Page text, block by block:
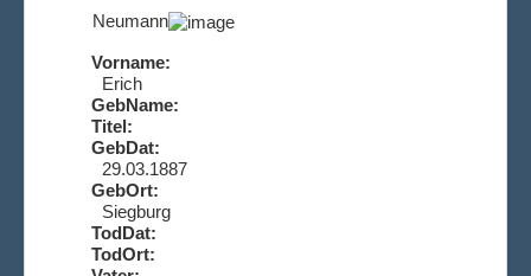
Neumann
Vorname:
Erich
GebName:
Titel:
GebDat:
29.03.1887
GebOrt:
Siegburg
TodDat:
TodOrt: